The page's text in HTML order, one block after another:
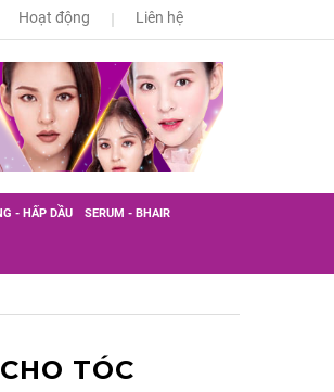
Hoạt động Liên hệ
- HẤP DẦU SERUM - BHAIR
TÓC